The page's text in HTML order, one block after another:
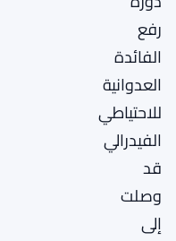
رفع
الفائدة
العدوانية
للاحتياطي
الفيدرالي
قد
وصلت
إلى